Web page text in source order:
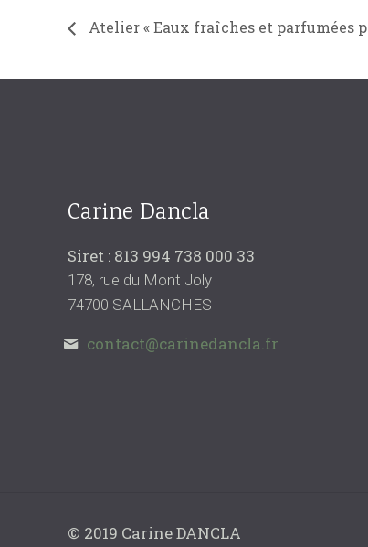
Atelier « Eaux fraîches et parfumées
Carine Dancla
Siret : 813 994 738 000 33
178, rue du Mont Joly
74700 SALLANCHES
contact@carinedancla.fr
© 2019 Carine DANCLA